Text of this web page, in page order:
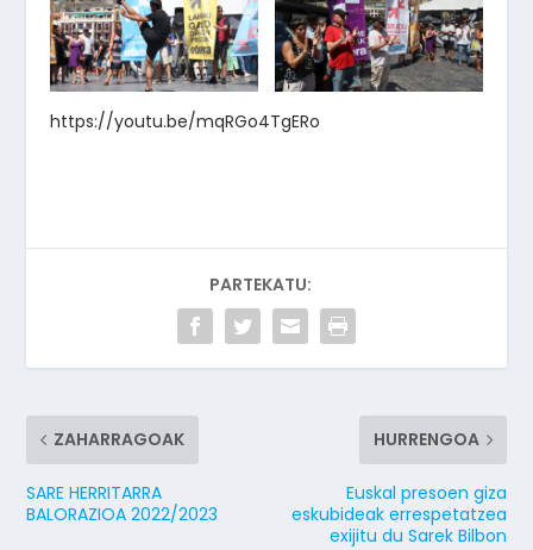
https://youtu.be/mqRGo4TgERo
PARTEKATU:
ZAHARRAGOAK
SARE HERRITARRA
BALORAZIOA 2022/2023
HURRENGOA
Euskal presoen giza
eskubideak errespetatzea
exijitu du Sarek Bilbon